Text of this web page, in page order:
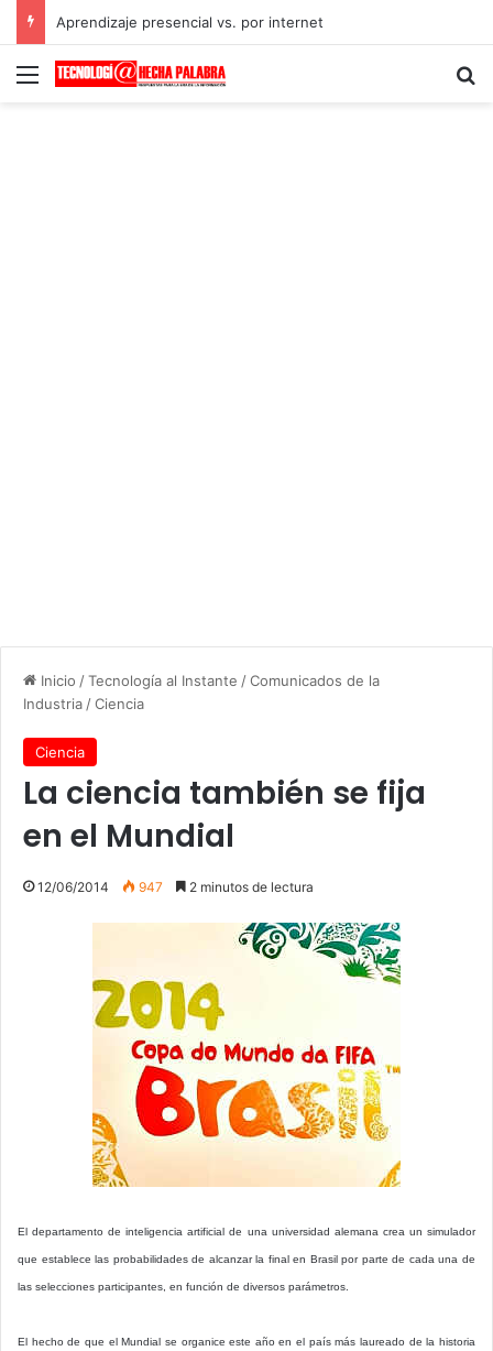
Aprendizaje presencial vs. por internet
Menú
Inicio /Tecnología al Instante /Comunicados de la
Industria /Ciencia
Ciencia
La ciencia también se fija
en el Mundial
12/06/2014 947 2 minutos de lectura
El departamento de inteligencia artificial de una universidad alemana crea un simulador
que establece las probabilidades de alcanzar la final en Brasil por parte de cada una de
las selecciones participantes, en función de diversos parámetros.
El hecho de que el Mundial se organice este año en el país más laureado de la historia